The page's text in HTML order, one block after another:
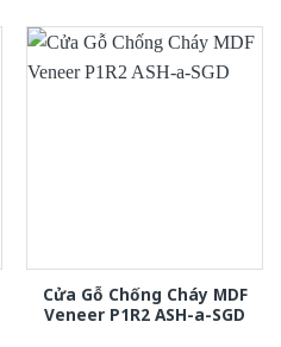
Cửa Gỗ Chống Cháy MDF
Veneer P1R2 ASH-a-SGD